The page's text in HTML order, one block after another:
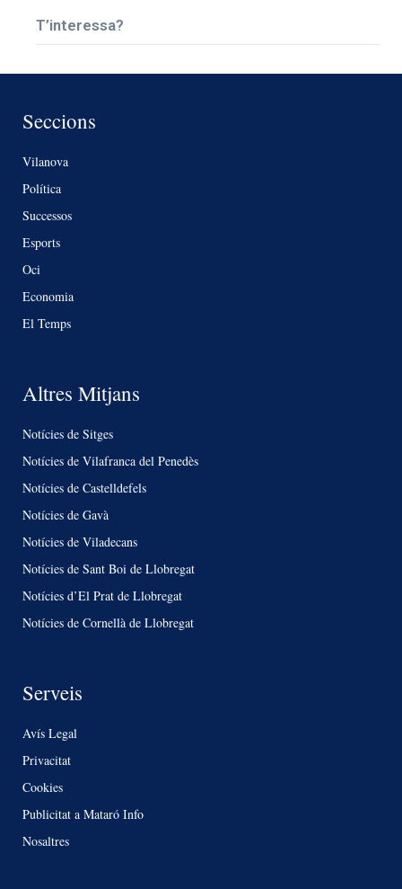
T’interessa?
Seccions
Vilanova
Política
Successos
Esports
Oci
Economia
El Temps
Altres Mitjans
Notícies de Sitges
Notícies de Vilafranca del Penedès
Notícies de Castelldefels
Notícies de Gavà
Notícies de Viladecans
Notícies de Sant Boi de Llobregat
Notícies d’El Prat de Llobregat
Notícies de Cornellà de Llobregat
Serveis
Avís Legal
Privacitat
Cookies
Publicitat a Mataró Info
Nosaltres